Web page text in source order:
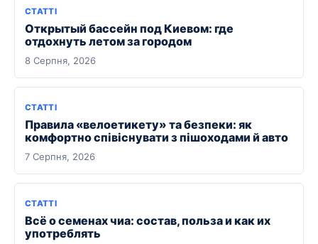
СТАТТІ
Открытый бассейн под Киевом: где
отдохнуть летом за городом
8 Серпня, 2026
СТАТТІ
Правила «велоетикету» та безпеки: як
комфортно співіснувати з пішоходами й авто
7 Серпня, 2026
СТАТТІ
Всё о семенах чиа: состав, польза и как их
употреблять